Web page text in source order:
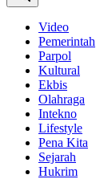
Video
Pemerintah
Parpol
Kultural
Ekbis
Olahraga
Intekno
Lifestyle
Pena Kita
Sejarah
Hukrim